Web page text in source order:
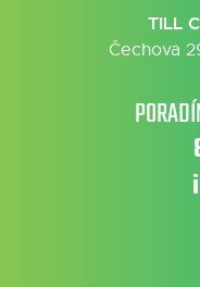
TILL
Čechova